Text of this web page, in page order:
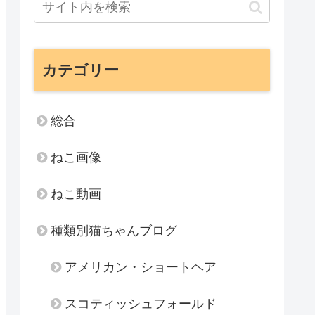
カテゴリー
総合
ねこ画像
ねこ動画
種類別猫ちゃんブログ
アメリカン・ショートヘア
スコティッシュフォールド